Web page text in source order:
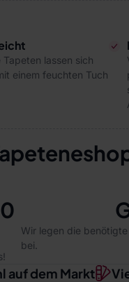
Tapeten lassen sich
einem feuchten Tuch
Wir legen die
bei.
auf dem Markt